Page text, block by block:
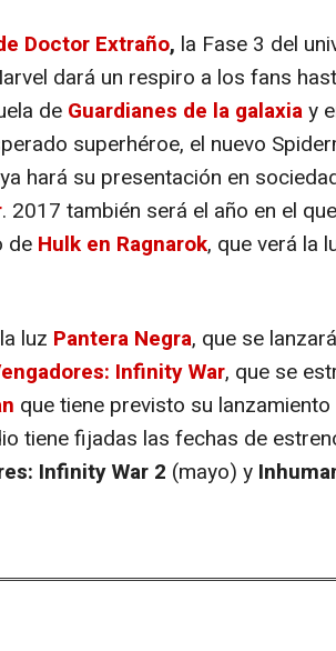
Doctor Extraño, la Fase 3 del
dará un respiro a los fans
de Guardianes de la galaxiay
superhéroe, el nuevo
hará su presentación en
. 2017 también será el año en el
de Hulk en Ragnarok, que verá la
luz Pantera Negra, que se
Infinity War, que se
que tiene previsto su
tiene fijadas las fechas de
Infinity War 2 (mayo) y